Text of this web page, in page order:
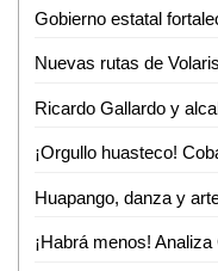
Ricardo Gallardo y